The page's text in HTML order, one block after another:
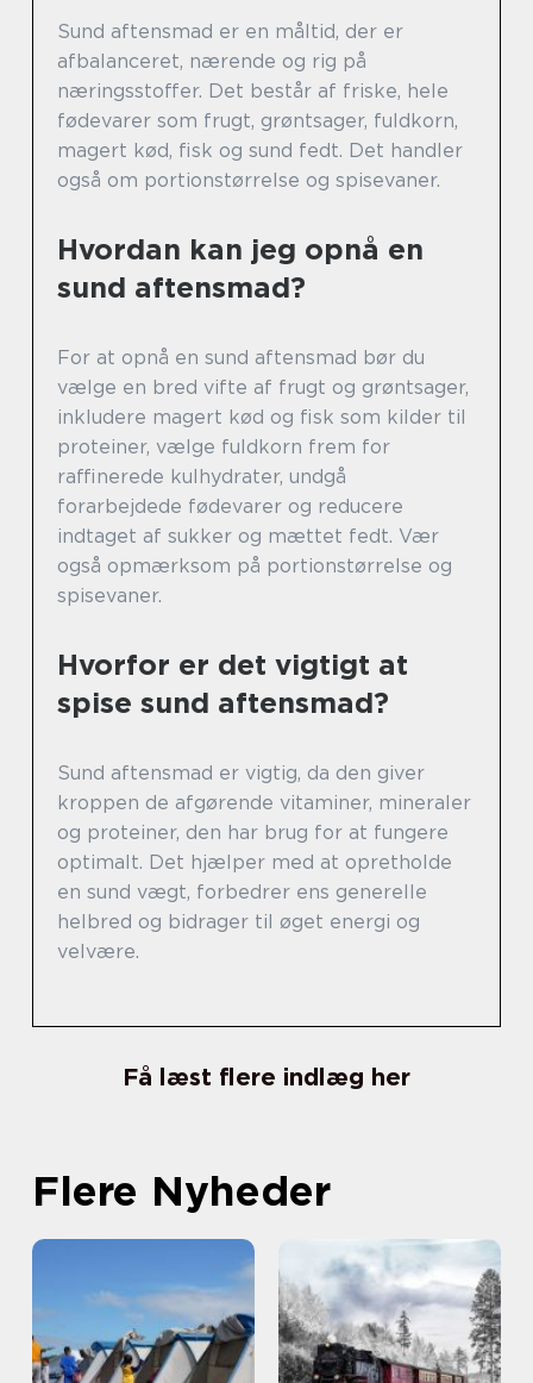
Sund aftensmad er en måltid, der er
afbalanceret, nærende og rig på
næringsstoffer. Det består af friske, hele
fødevarer som frugt, grøntsager, fuldkorn,
magert kød, fisk og sund fedt. Det handler
også om portionstørrelse og spisevaner.
Hvordan kan jeg opnå en
sund aftensmad?
For at opnå en sund aftensmad bør du
vælge en bred vifte af frugt og grøntsager,
inkludere magert kød og fisk som kilder til
proteiner, vælge fuldkorn frem for
raffinerede kulhydrater, undgå
forarbejdede fødevarer og reducere
indtaget af sukker og mættet fedt. Vær
også opmærksom på portionstørrelse og
spisevaner.
Hvorfor er det vigtigt at
spise sund aftensmad?
Sund aftensmad er vigtig, da den giver
kroppen de afgørende vitaminer, mineraler
og proteiner, den har brug for at fungere
optimalt. Det hjælper med at opretholde
en sund vægt, forbedrer ens generelle
helbred og bidrager til øget energi og
velvære.
Få læst flere indlæg her
Flere Nyheder